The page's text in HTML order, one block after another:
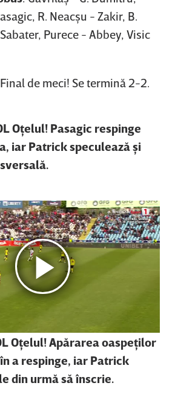
R. Neacşu - Zakir, B.
Purece - Abbey, Visic
Final de meci! Se termină 2-2.
Oţelul! Pasagic respinge
iar Patrick speculează şi
Oţelul! Apărarea oaspeţilor
a respinge, iar Patrick
din urmă să înscrie.